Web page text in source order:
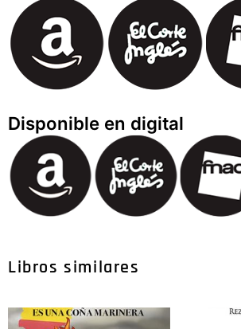
Disponible en digital
Libros similares